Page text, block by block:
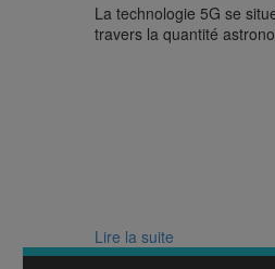
La technologie 5G se
travers la quantité
Lire la suite